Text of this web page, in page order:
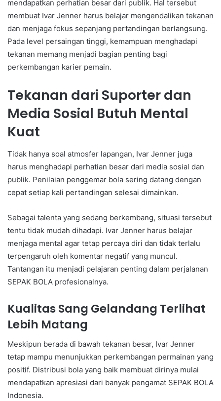
mendapatkan perhatian besar dari publik. Hal tersebut
membuat Ivar Jenner harus belajar mengendalikan tekanan
dan menjaga fokus sepanjang pertandingan berlangsung.
Pada level persaingan tinggi, kemampuan menghadapi
tekanan memang menjadi bagian penting bagi
perkembangan karier pemain.
Tekanan dari Suporter dan
Media Sosial Butuh Mental
Kuat
Tidak hanya soal atmosfer lapangan, Ivar Jenner juga
harus menghadapi perhatian besar dari media sosial dan
publik. Penilaian penggemar bola sering datang dengan
cepat setiap kali pertandingan selesai dimainkan.
Sebagai talenta yang sedang berkembang, situasi tersebut
tentu tidak mudah dihadapi. Ivar Jenner harus belajar
menjaga mental agar tetap percaya diri dan tidak terlalu
terpengaruh oleh komentar negatif yang muncul.
Tantangan itu menjadi pelajaran penting dalam perjalanan
SEPAK BOLA profesionalnya.
Kualitas Sang Gelandang Terlihat
Lebih Matang
Meskipun berada di bawah tekanan besar, Ivar Jenner
tetap mampu menunjukkan perkembangan permainan yang
positif. Distribusi bola yang baik membuat dirinya mulai
mendapatkan apresiasi dari banyak pengamat SEPAK BOLA
Indonesia.